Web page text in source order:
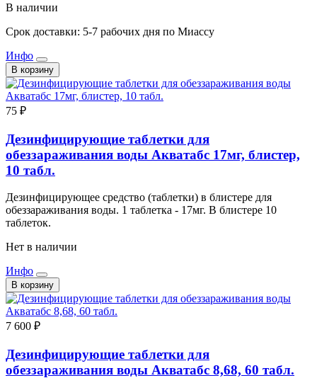
В наличии
Срок доставки: 5-7 рабочих дня по Миассу
Инфо
В корзину
75 ₽
Дезинфицирующие таблетки для
обеззараживания воды Акватабс 17мг, блистер,
10 табл.
Дезинфицирующее средство (таблетки) в блистере для
обеззараживания воды. 1 таблетка - 17мг. В блистере 10
таблеток.
Нет в наличии
Инфо
В корзину
7 600 ₽
Дезинфицирующие таблетки для
обеззараживания воды Акватабс 8,68, 60 табл.